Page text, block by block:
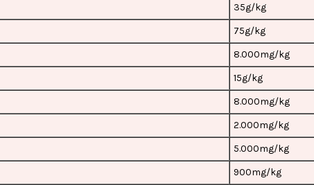
35g/kg
75g/kg
8.000mg/kg
15g/kg
8.000mg/kg
2.000mg/kg
5.000mg/kg
900mg/kg